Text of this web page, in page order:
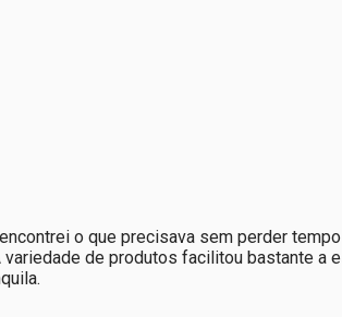
o que precisava sem perder
de produtos facilitou bastante a